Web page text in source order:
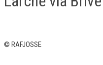
© RAFJOSSE